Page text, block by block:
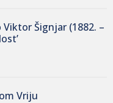
Viktor Šignjar (1882. –
Vriju